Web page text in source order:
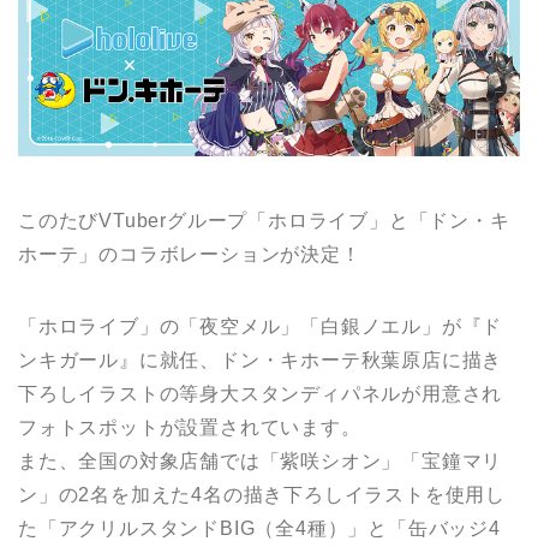
このたびVTuberグループ「ホロライブ」と「ドン・キ
ホーテ」のコラボレーションが決定！
「ホロライブ」の「夜空メル」「白銀ノエル」が『ド
ンキガール』に就任、ドン・キホーテ秋葉原店に描き
下ろしイラストの等身大スタンディパネルが用意され
フォトスポットが設置されています。
また、全国の対象店舗では「紫咲シオン」「宝鐘マリ
ン」の2名を加えた4名の描き下ろしイラストを使用し
た「アクリルスタンドBIG（全4種）」と「缶バッジ4